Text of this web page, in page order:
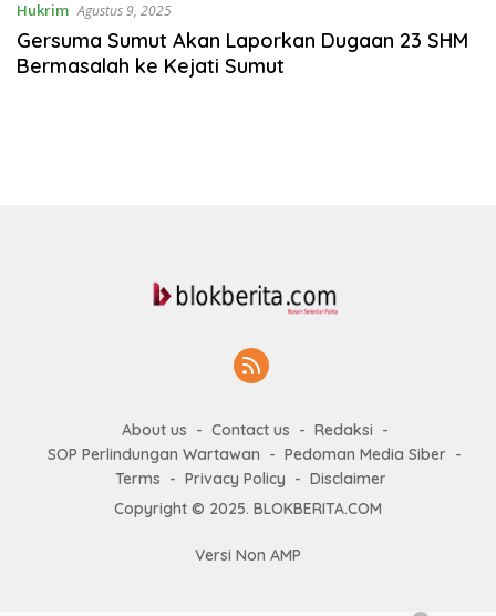
Hukrim Agustus 9, 2025
Gersuma Sumut Akan Laporkan Dugaan 23 SHM
Bermasalah ke Kejati Sumut
About us Contact us
Redaksi
SOP Perlindungan Wartawan
Pedoman Media Siber
Terms
Privacy Policy
Disclaimer
Copyright © 2025. BLOKBERITA.COM
Versi Non AMP